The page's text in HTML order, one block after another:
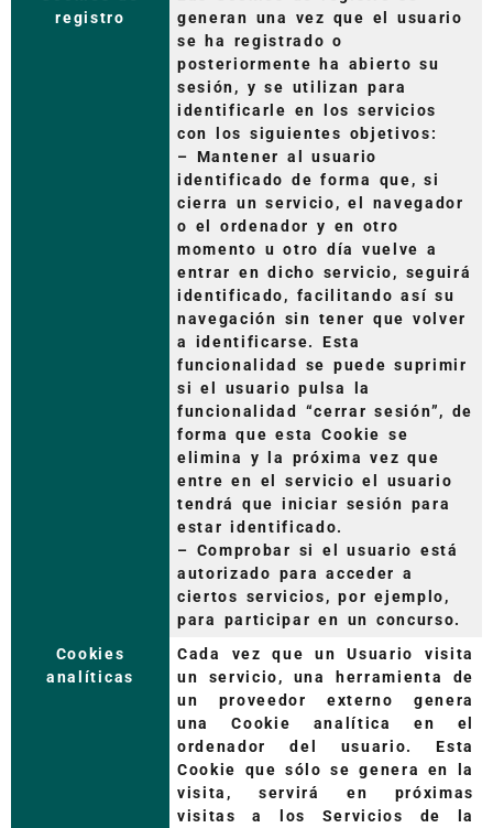
registro
generan una vez que el usuario
se ha registrado o
posteriormente ha abierto su
sesión, y se utilizan para
identificarle en los servicios
con los siguientes objetivos:
– Mantener al usuario
identificado de forma que, si
cierra un servicio, el navegador
o el ordenador y en otro
momento u otro día vuelve a
entrar en dicho servicio, seguirá
identificado, facilitando así su
navegación sin tener que volver
a identificarse. Esta
funcionalidad se puede suprimir
si el usuario pulsa la
funcionalidad “cerrar sesión”, de
forma que esta Cookie se
elimina y la próxima vez que
entre en el servicio el usuario
tendrá que iniciar sesión para
estar identificado.
– Comprobar si el usuario está
autorizado para acceder a
ciertos servicios, por ejemplo,
para participar en un concurso.
Cookies
analíticas
Cada vez que un Usuario visita
un servicio, una herramienta de
un proveedor externo genera
una Cookie analítica en el
ordenador del usuario. Esta
Cookie que sólo se genera en la
visita, servirá en próximas
visitas a los Servicios de la